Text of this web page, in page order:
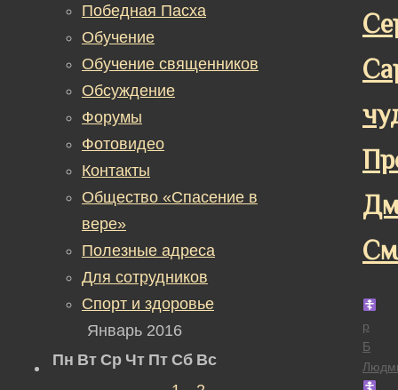
р
Б
Победная Пасха
Обучение
Обучение священников
Обсуждение
Форумы
Фотовидео
Контакты
Общество «Спасение в
вере»
Полезные адреса
Для сотрудников
Спорт и здоровье
Январь 2016
Пн Вт Ср Чт Пт Сб Вс